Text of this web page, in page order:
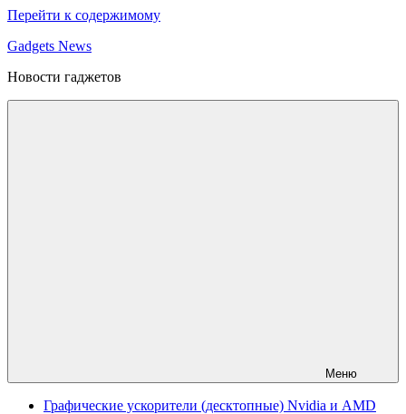
Перейти к содержимому
Gadgets News
Новости гаджетов
Меню
Графические ускорители (десктопные) Nvidia и AMD